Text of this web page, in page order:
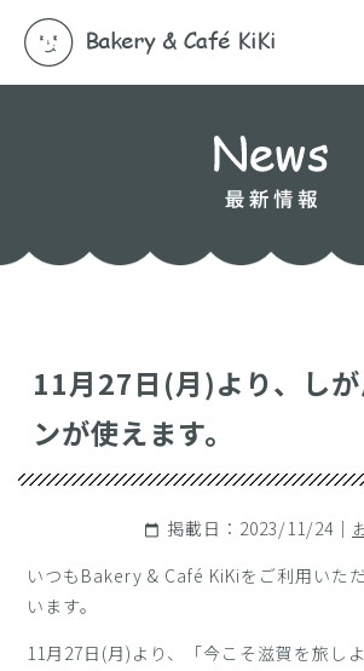
11月27日(月)より、し
ンが使えます。
calendar_today 掲載日：2023/11/24｜
いつもBakery & Café KiKiをご利用いた
います。
11月27日(月)より、「今こそ滋賀を旅し